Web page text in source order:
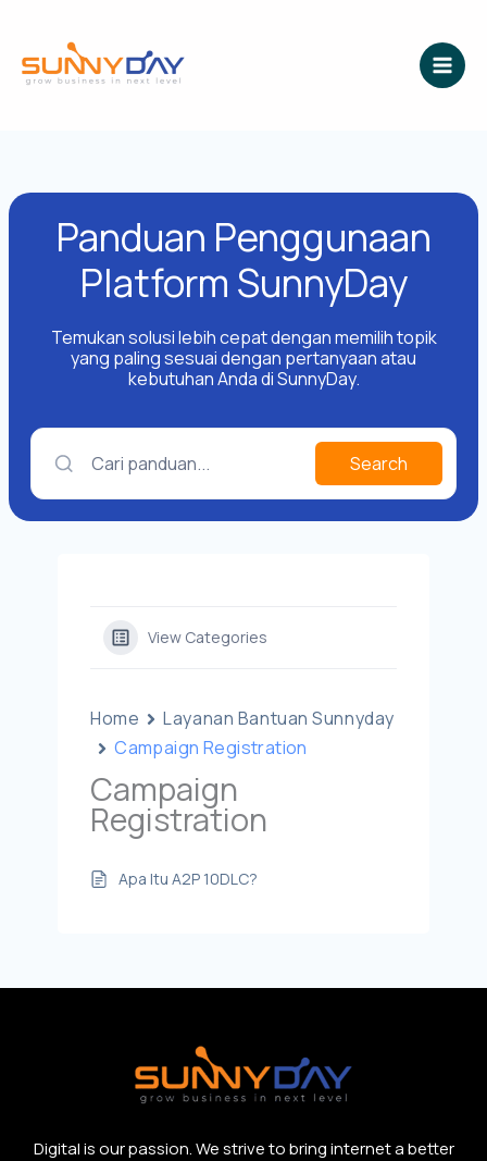
konten
Panduan Penggunaan
Platform SunnyDay
Temukan solusi lebih cepat dengan memilih topik
yang paling sesuai dengan pertanyaan atau
kebutuhan Anda di SunnyDay.
Cari panduan... Search
View Categories
Home
Layanan Bantuan Sunnyday
Campaign Registration
Campaign
Registration
Apa Itu A2P 10DLC?
Digital is our passion. We strive to bring internet a better